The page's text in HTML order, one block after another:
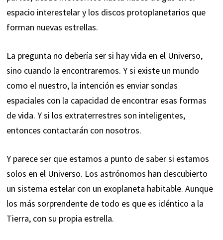
espacio interestelar y los discos protoplanetarios que
forman nuevas estrellas.
La pregunta no debería ser si hay vida en el Universo,
sino cuando la encontraremos. Y si existe un mundo
como el nuestro, la intención es enviar sondas
espaciales con la capacidad de encontrar esas formas
de vida. Y si los extraterrestres son inteligentes,
entonces contactarán con nosotros.
Y parece ser que estamos a punto de saber si estamos
solos en el Universo. Los astrónomos han descubierto
un sistema estelar con un exoplaneta habitable. Aunque
los más sorprendente de todo es que es idéntico a la
Tierra, con su propia estrella.